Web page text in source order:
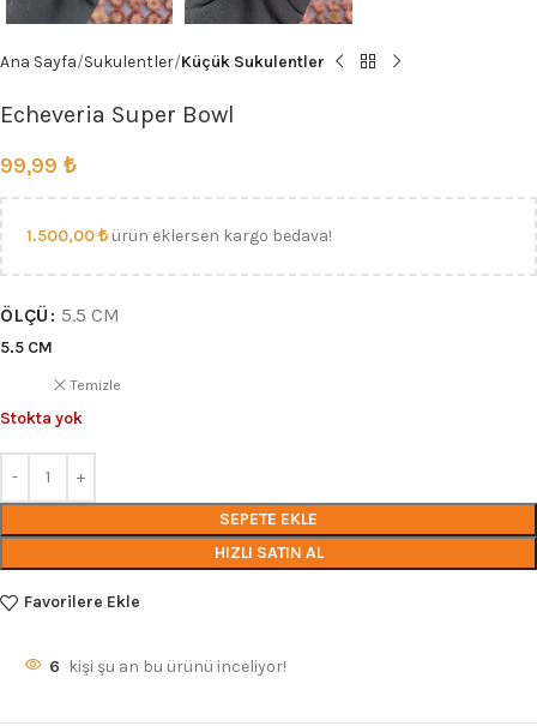
Ana Sayfa Sukulentler Küçük Sukulentler
Echeveria Super Bowl
99,99 ₺
1.500,00₺ ürün eklersen kargo bedava!
ÖLÇÜ 5.5 CM
5.5 CM
Temizle
Stokta yok
SEPETE EKLE
HIZLI SATIN AL
Favorilere Ekle
6 kişi şu an bu ürünü inceliyor!